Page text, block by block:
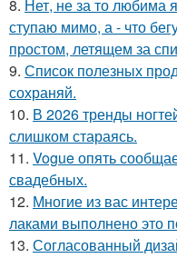
8. Нет, не за то любима
ступаю мимо, а - что
простом, летящем за
9. Список полезных
сохраняй.
10. В 2026 тренды
слишком стараясь.
11. Vogue опять
свадебных.
12. Многие из вас
лаками выполнено это
13. Согласованный